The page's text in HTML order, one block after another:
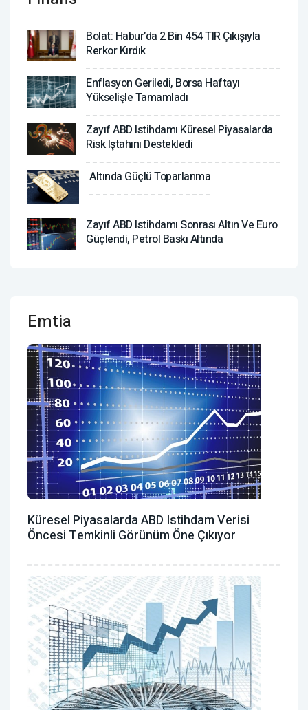
Bolat: Habur’da 2 Bin 454 TIR Çıkışıyla
Rerkor Kırdık
Enflasyon Geriledi, Borsa Haftayı
Yükselişle Tamamladı
Zayıf ABD Istihdamı Küresel Piyasalarda
Risk Iştahını Destekledi
Altında Güçlü Toparlanma
Zayıf ABD Istihdamı Sonrası Altın Ve Euro
Güçlendi, Petrol Baskı Altında
Emtia
Küresel Piyasalarda ABD Istihdam Verisi
Öncesi Temkinli Görünüm Öne Çıkıyor